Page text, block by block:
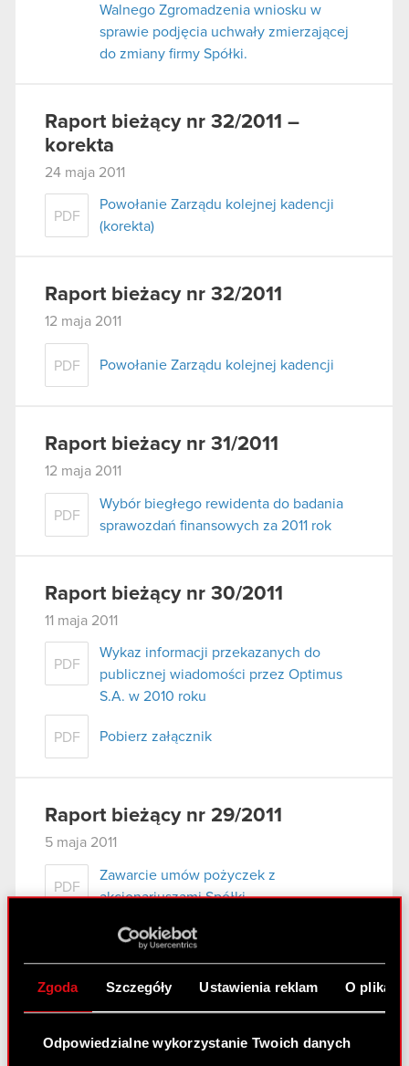
Zgoda Szczegóły Ustawienia reklam O
Odpowiedzialne wykorzystanie Twoich danych
Walnego Zgromadzenia wniosku w
sprawie podjęcia uchwały zmierzającej
do zmiany firmy Spółki.
Raport bieżący nr 32/2011 –
korekta
24 maja 2011
PDF
Powołanie Zarządu kolejnej kadencji
(korekta)
Raport bieżacy nr 32/2011
12 maja 2011
PDF Powołanie Zarządu kolejnej kadencji
Raport bieżacy nr 31/2011
12 maja 2011
PDF
Wybór biegłego rewidenta do badania
sprawozdań finansowych za 2011 rok
Raport bieżący nr 30/2011
11 maja 2011
PDF
Wykaz informacji przekazanych do
publicznej wiadomości przez Optimus
S.A. w 2010 roku
PDF Pobierz załącznik
Raport bieżący nr 29/2011
5 maja 2011
PDF
Zawarcie umów pożyczek z
akcjonariuszami Spółki
Raport bieżący nr 28/2011
5 maja 2011
PDF Zawarcie aneksu do umowy znaczącej